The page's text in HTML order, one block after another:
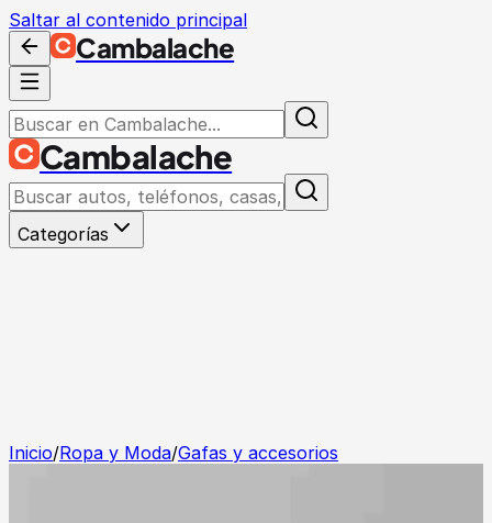
Saltar al contenido principal
Cambalache
Cambalache
Categorías
Inicio/Ropa y Moda/Gafas y accesorios